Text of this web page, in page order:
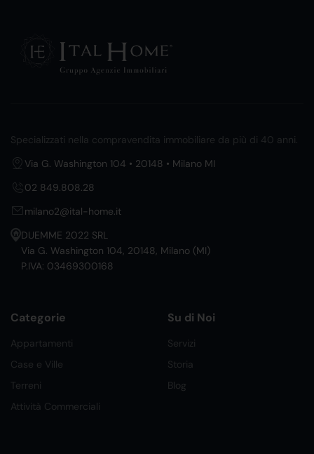
Specializzati nella compravendita immobiliare da più di 40 anni.
Via G. Washington 104 • 20148 • Milano MI
02 849.808.28
milano2@ital-home.it
DUEMME 2022 SRL
Via G. Washington 104, 20148, Milano (MI)
P.IVA: 03469300168
Categorie
Appartamenti
Case e Ville
Terreni
Attività Commerciali
Su di Noi
Servizi
Storia
Blog